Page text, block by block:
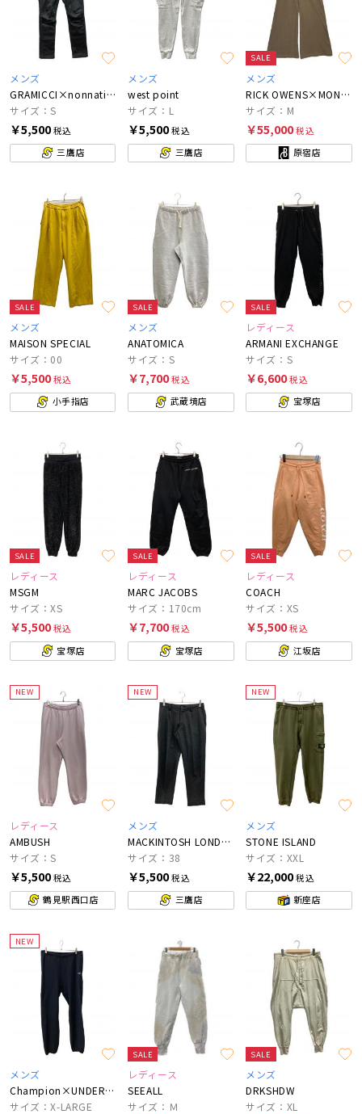
メンズ
GRAMICCI×nonnative×BEAUTY&YOUTH
サイズ：S
￥5,500税込
三鷹店
メンズ
west point
サイズ：L
￥5,500税込
三鷹店
SALE
メンズ
RICK OWENS×MONCLER
サイズ：M
￥55,000税込
原宿店
SALE
メンズ
MAISON SPECIAL
サイズ：00
￥5,500税込
小手指店
SALE
メンズ
ANATOMICA
サイズ：S
￥7,700税込
武蔵境店
SALE
レディース
ARMANI EXCHANGE
サイズ：S
￥6,600税込
宝塚店
SALE
レディース
MSGM
サイズ：XS
￥5,500税込
宝塚店
SALE
レディース
MARC JACOBS
サイズ：170cm
￥7,700税込
宝塚店
SALE
レディース
COACH
サイズ：XS
￥5,500税込
江坂店
NEW
レディース
AMBUSH
サイズ：S
￥5,500税込
鶴見駅西口店
NEW
メンズ
MACKINTOSH LONDON
サイズ：38
￥5,500税込
三鷹店
NEW
メンズ
STONE ISLAND
サイズ：XXL
￥22,000税込
新座店
NEW
メンズ
Champion×UNDERCOVER
サイズ：X-LARGE
SALE
レディース
SEEALL
サイズ：Ｍ
SALE
メンズ
DRKSHDW
サイズ：XL